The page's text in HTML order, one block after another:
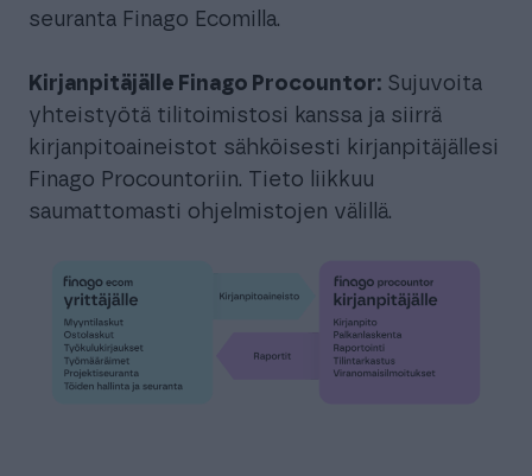
seuranta Finago Ecomilla.
Kirjanpitäjälle Finago Procountor: Sujuvoita
yhteistyötä tilitoimistosi kanssa ja siirrä
kirjanpitoaineistot sähköisesti kirjanpitäjällesi
Finago Procountoriin. Tieto liikkuu
saumattomasti ohjelmistojen välillä.